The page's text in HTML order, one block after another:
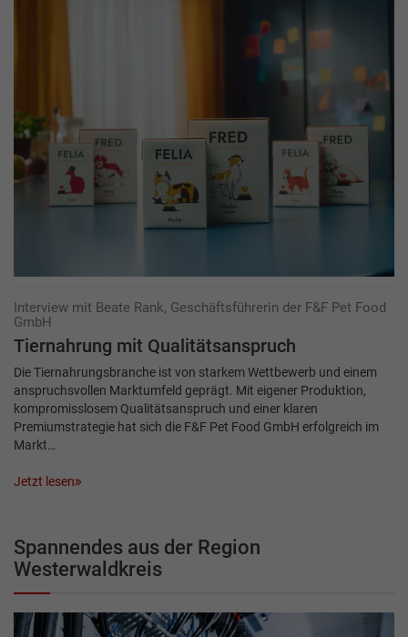
Interview mit Beate Rank, Geschäftsführerin der F&F Pet Food
GmbH
Tiernahrung mit Qualitätsanspruch
Die Tiernahrungsbranche ist von starkem Wettbewerb und einem
anspruchsvollen Markt­umfeld geprägt. Mit eigener Produktion,
kompromisslosem Qualitätsanspruch und einer klaren
Premiumstrategie hat sich die F&F Pet Food GmbH erfolgreich im
Markt…
Jetzt lesen
Spannendes aus der Region
Westerwaldkreis